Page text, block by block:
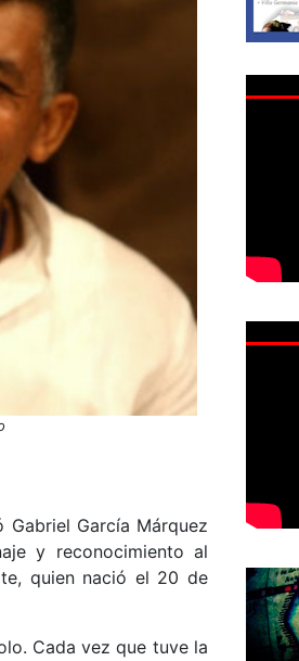
Gabriel García Márquez
y reconocimiento al
quien nació el 20 de
Cada vez que tuve la